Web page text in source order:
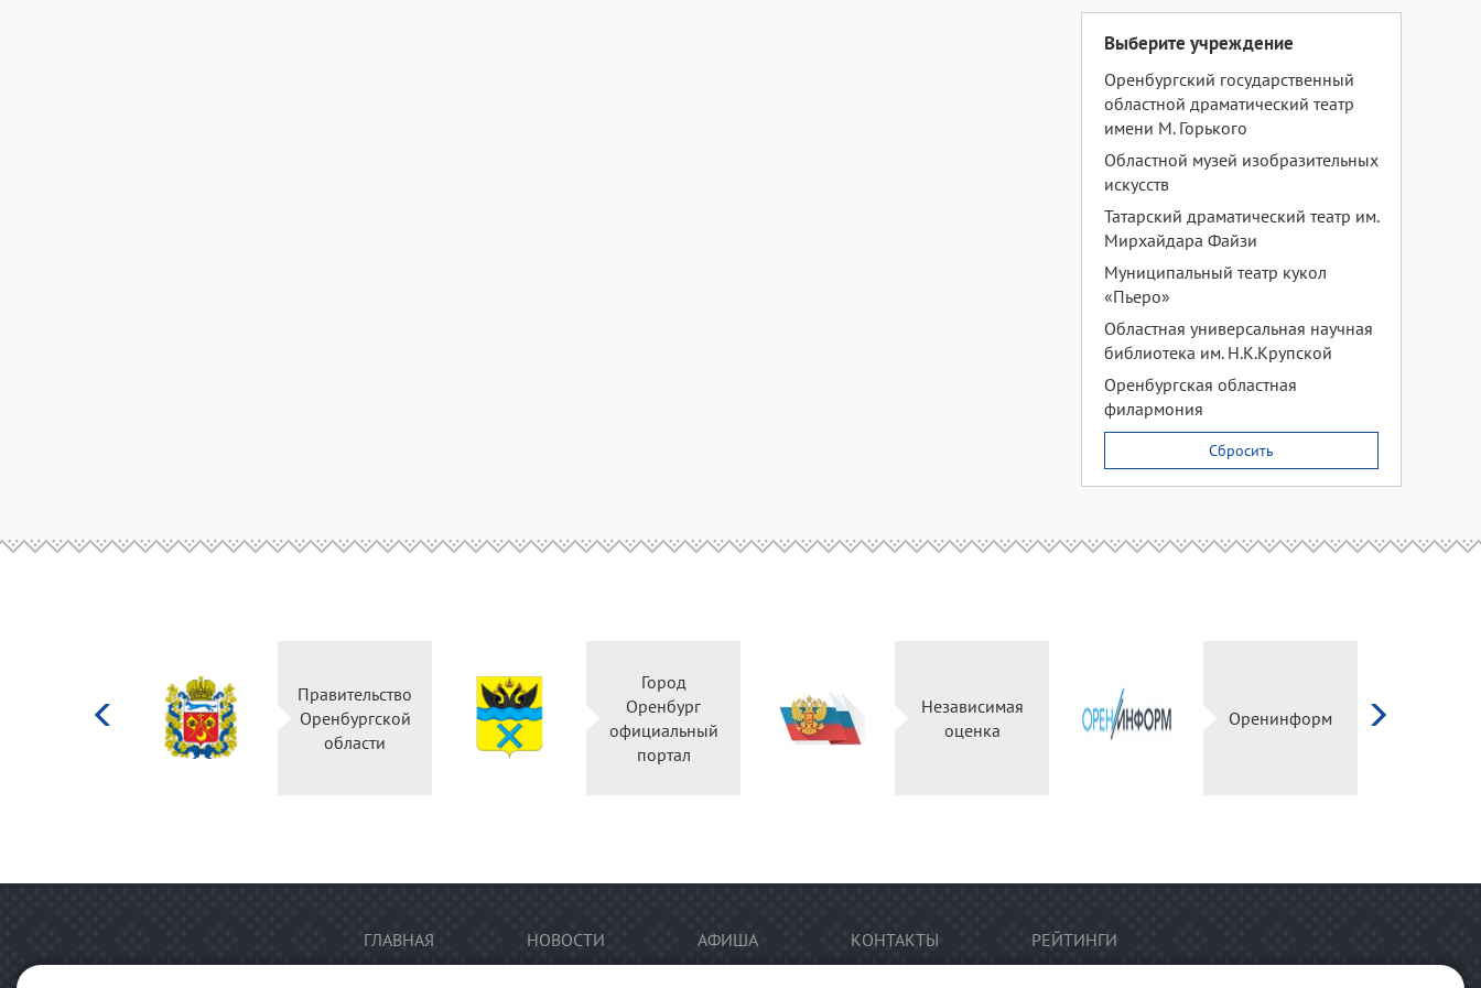
Выберите учреждение
Оренбургский государственный
областной драматический театр
имени М. Горького
Областной музей изобразительных
искусств
Татарский драматический театр им.
Мирхайдара Файзи
Муниципальный театр кукол
«Пьеро»
Областная универсальная научная
библиотека им. Н.К.Крупской
Оренбургская областная
филармония
Сбросить
Правительство
Оренбургской
области
Город
Оренбург
официальный
портал
Независимая
оценка
Оренинформ
ГЛАВНАЯ НОВОСТИ АФИША КОНТАКТЫ РЕЙТИНГИ